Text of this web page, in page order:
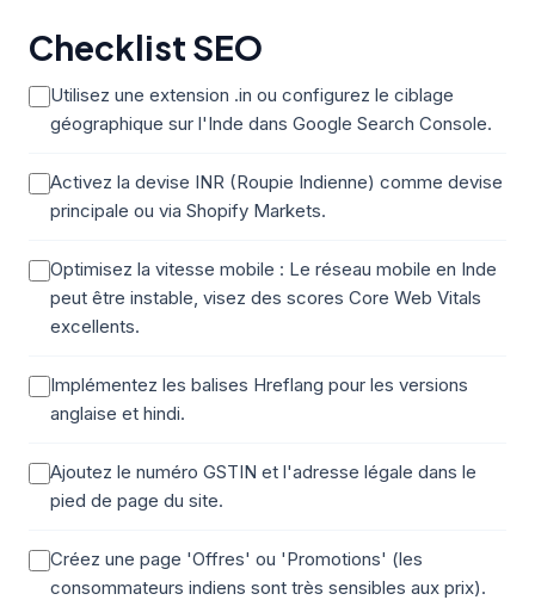
Checklist SEO
Utilisez une extension .in ou configurez le ciblage
géographique sur l'Inde dans Google Search Console.
Activez la devise INR (Roupie Indienne) comme devise
principale ou via Shopify Markets.
Optimisez la vitesse mobile : Le réseau mobile en Inde
peut être instable, visez des scores Core Web Vitals
excellents.
Implémentez les balises Hreflang pour les versions
anglaise et hindi.
Ajoutez le numéro GSTIN et l'adresse légale dans le
pied de page du site.
Créez une page 'Offres' ou 'Promotions' (les
consommateurs indiens sont très sensibles aux prix).